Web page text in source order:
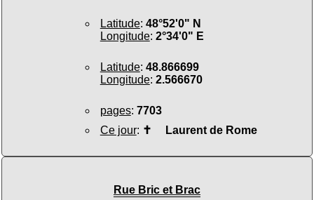
Latitude: 48°52'0" N
Longitude: 2°34'0" E
Latitude: 48.866699
Longitude: 2.566670
pages: 7703
Ce jour: ✝ Laurent de Rome
Rue Bric et Brac